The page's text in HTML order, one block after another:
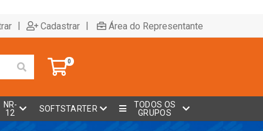
| Cadastrar | Área do Representante
0
NR-
12
SOFTSTARTER
TODOS OS
GRUPOS